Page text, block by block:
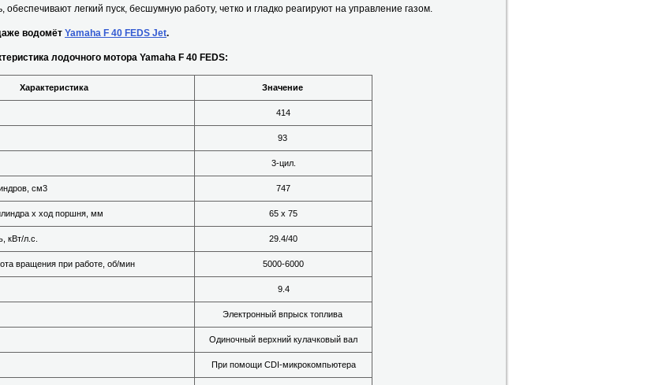
обеспечивают легкий пуск, бесшумную работу, четко и гладко реагируют на управление газом.
водомёт Yamaha F 40 FEDS Jet.
лодочного мотора Yamaha F 40 FEDS:
Характеристика Значение
414
93
3-цил.
см3 747
х ход поршня, мм 65 x 75
кВт/л.с. 29.4/40
вращения при работе, об/мин 5000-6000
9.4
Электронный впрыск топлива
Одиночный верхний кулачковый вал
При помощи CDI-микрокомпьютера